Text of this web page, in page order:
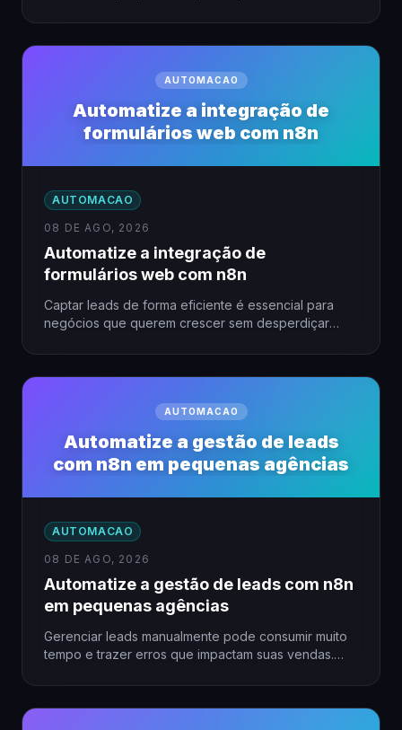
inacessível…
AUTOMACAO
Automatize a integração de
formulários web com n8n
AUTOMACAO
08 DE AGO, 2026
Automatize a integração de
formulários web com n8n
Captar leads de forma eficiente é essencial para
negócios que querem crescer sem desperdiçar
AUTOMACAO
Automatize a gestão de leads
com n8n em pequenas agências
AUTOMACAO
08 DE AGO, 2026
Automatize a gestão de leads com n8n
em pequenas agências
Gerenciar leads manualmente pode consumir muito
tempo e trazer erros que impactam suas vendas.